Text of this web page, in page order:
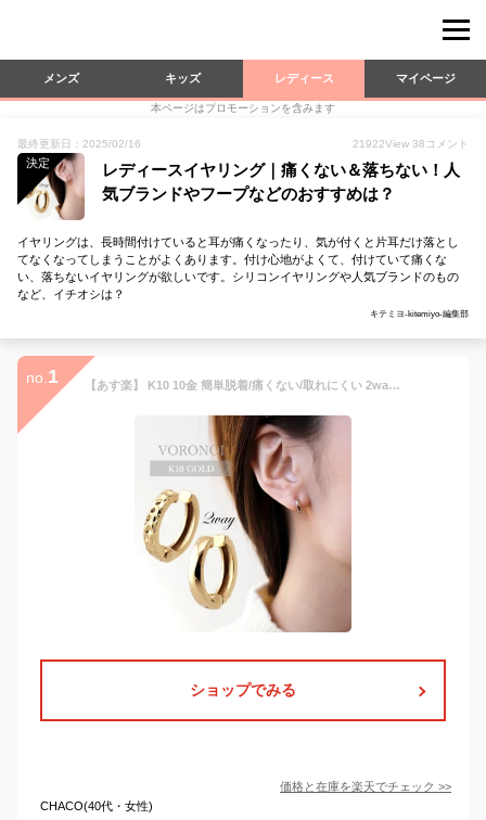
メンズ キッズ レディース マイページ
本ページはプロモーションを含みます
最終更新日：2025/02/16 21922View 38 コメント
決定
レディースイヤリング｜痛くない＆落ちない！人
気ブランドやフープなどのおすすめは？
イヤリングは、長時間付けていると耳が痛くなったり、気が付くと片耳だけ落とし
てなくなってしまうことがよくあります。付け心地がよくて、付けていて痛くな
い、落ちないイヤリングが欲しいです。シリコンイヤリングや人気ブランドのもの
など、イチオシは？
キテミヨ-kitemiyo-編集部
no. 1 【あす楽】 K10 10金 簡単脱着/痛くない/取れにくい 2way ゴールド イヤリング フープ型 イヤーカフ ノンホール 両耳用 小ぶり シンプル プチプラ YG/PG/WG 男女兼用 レディース メンズ 彼女 プレゼント ギフト 誕生日 おしゃれ 高級感 金 gold VORONOI ボロノイ 特許
ショップでみる
価格と在庫を楽天でチェック >>
CHACO(40代・女性)